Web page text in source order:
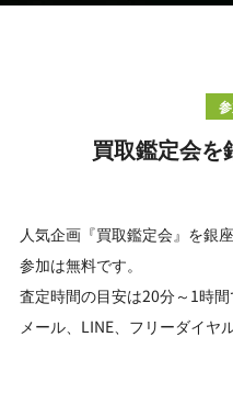
買取鑑定会を
人気企画『買取鑑定会』を銀
参加は無料です。
査定時間の目安は20分～1時間
メール、LINE、フリーダイヤ